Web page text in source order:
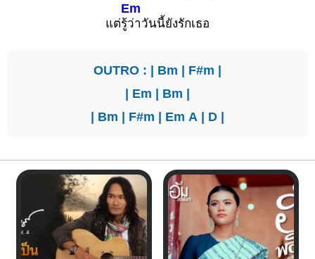
แต่รู้
Em
ว่าวันนี้ยังรักเธอ
OUTRO : | Bm | F#m |
| Em | Bm |
| Bm | F#m | Em A | D |